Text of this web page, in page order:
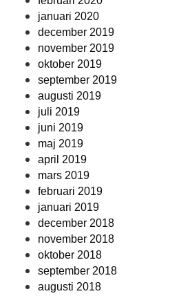
januari 2020
december 2019
november 2019
oktober 2019
september 2019
augusti 2019
juli 2019
juni 2019
maj 2019
april 2019
mars 2019
februari 2019
januari 2019
december 2018
november 2018
oktober 2018
september 2018
augusti 2018